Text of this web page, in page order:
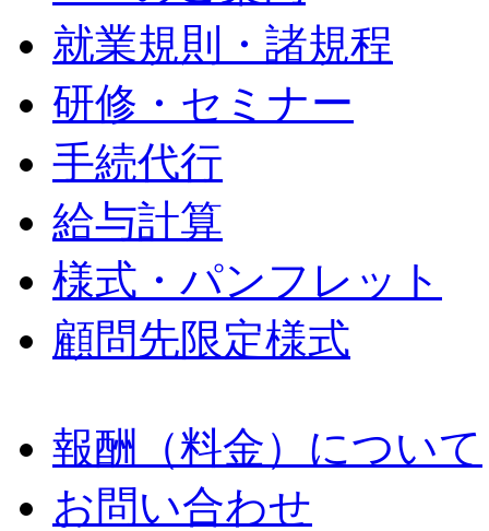
就業規則・諸規程
研修・セミナー
手続代行
給与計算
様式・パンフレット
顧問先限定様式
報酬（料金）について
お問い合わせ